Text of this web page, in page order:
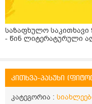
საზაფხულო საკითხავი
- წინ ლიტერატურული
კითხვა-პასუხი
კატეგორია :